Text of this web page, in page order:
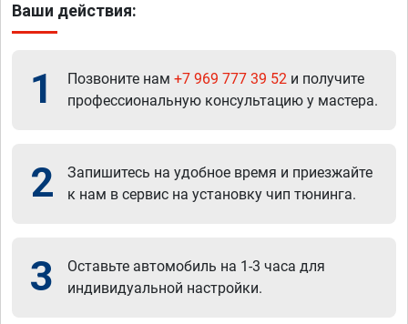
Ваши действия:
1 Позвоните нам +7 969 777 39 52 и получите
профессиональную консультацию у мастера.
2
Запишитесь на удобное время и приезжайте
к нам в сервис на установку чип тюнинга.
3
Оставьте автомобиль на 1-3 часа для
индивидуальной настройки.